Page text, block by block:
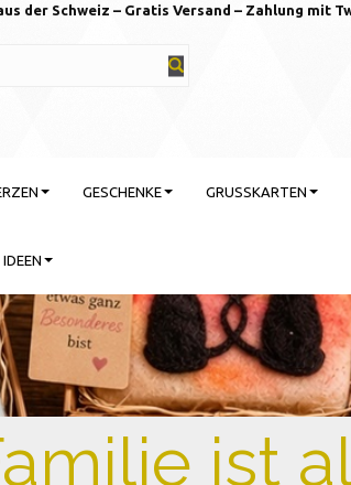
der Schweiz – Gratis Versand – Zahlung mit
GESCHENKE GRUSSKARTEN
IDEEN